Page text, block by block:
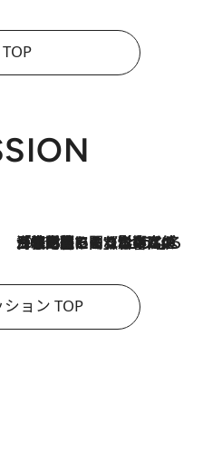
2026.8.3
「住宅建てられない…」「サーチャージ料の高値が続いている」ホルムズ海峡封鎖による影響はいつまで続く？《エネルギー専門家に聞く“どうなる日本の暮らし”》
ョン TOP